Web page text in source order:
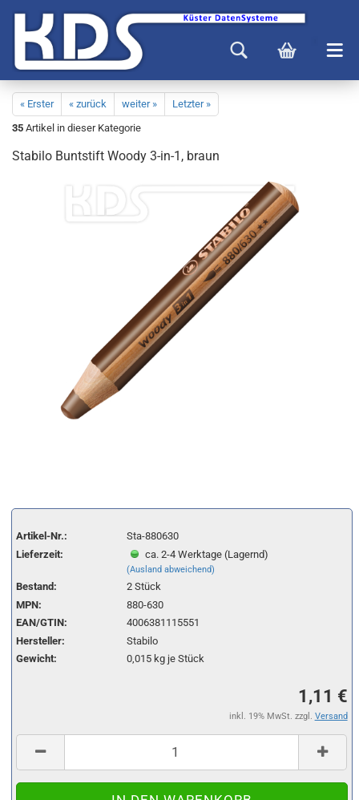
« Erster « zurück weiter »
Letzter »
35 Artikel in dieser Kategorie
Stabilo Buntstift Woody 3-in-1, braun
Artikel-Nr.:
Sta-880630
Lieferzeit:
ca. 2-4 Werktage (Lagernd)
(Ausland abweichend)
Bestand: 2 Stück
MPN:
880-630
EAN/GTIN:
4006381115551
Hersteller:
Stabilo
Gewicht:
0,015kg je Stück
1,11 €
inkl. 19% MwSt. zzgl. Versand